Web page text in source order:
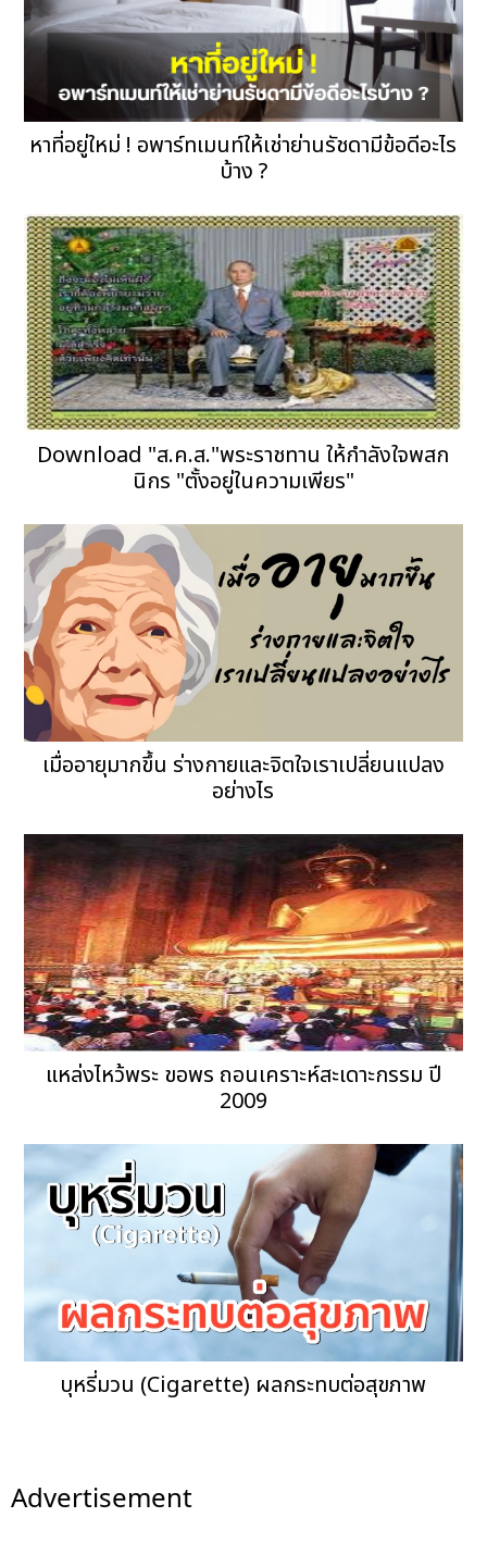
หาที่อยู่ใหม่ ! อพาร์ทเมนท์ให้เช่าย่านรัชดามีข้อดีอะไร
บ้าง ?
Download "ส.ค.ส."พระราชทาน ให้กำลังใจพสก
นิกร "ตั้งอยู่ในความเพียร"
เมื่ออายุมากขึ้น ร่างกายและจิตใจเราเปลี่ยนแปลง
อย่างไร
แหล่งไหว้พระ ขอพร ถอนเคราะห์สะเดาะกรรม ปี
2009
บุหรี่มวน (Cigarette) ผลกระทบต่อสุขภาพ
Advertisement